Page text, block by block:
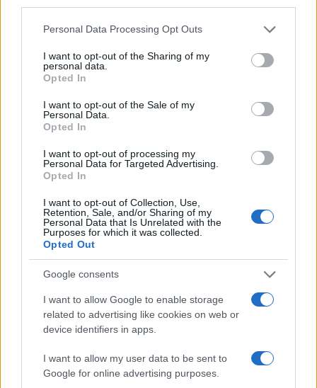
Please note that this website/app uses one or more Google
not limited to your visit or usage behaviour. You may click to
grant or deny consent to Google and its third-party tags to
use your data for below specified purposes in below Google
consent section.
Personal Data Processing Opt Outs
I want to opt-out of the Sharing of my
personal data.
Opted In
I want to opt-out of the Sale of my
Personal Data.
Opted In
I want to opt-out of processing my
Personal Data for Targeted Advertising.
Opted In
I want to opt-out of Collection, Use,
Retention, Sale, and/or Sharing of my
Personal Data that Is Unrelated with the
Purposes for which it was collected.
Opted Out
Google consents
I want to allow Google to enable storage
related to advertising like cookies on web or
device identifiers in apps.
I want to allow my user data to be sent to
Google for online advertising purposes.
AUTORE